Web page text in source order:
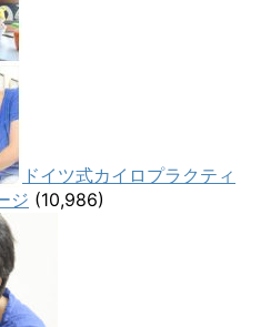
ドイツ式カイロプラクティ
ジ (10,986)